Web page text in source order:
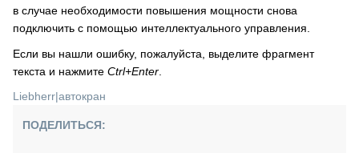
в случае необходимости повышения мощности снова
подключить с помощью интеллектуального управления.
Если вы нашли ошибку, пожалуйста, выделите фрагмент
текста и нажмите Ctrl+Enter
Liebherr|автокран
ПОДЕЛИТЬСЯ: